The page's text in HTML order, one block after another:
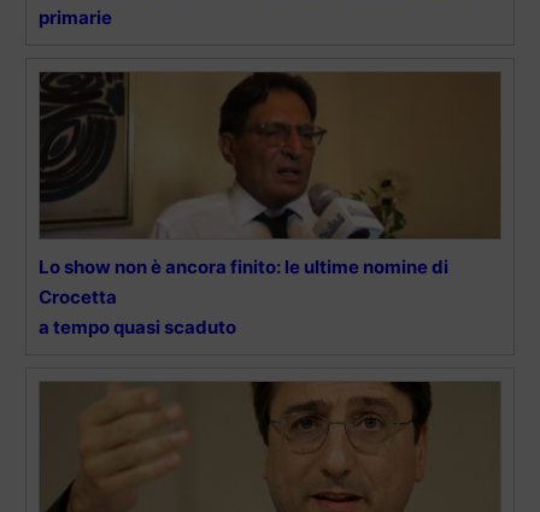
primarie
Lo show non è ancora finito: le ultime nomine di
Crocetta
a tempo quasi scaduto